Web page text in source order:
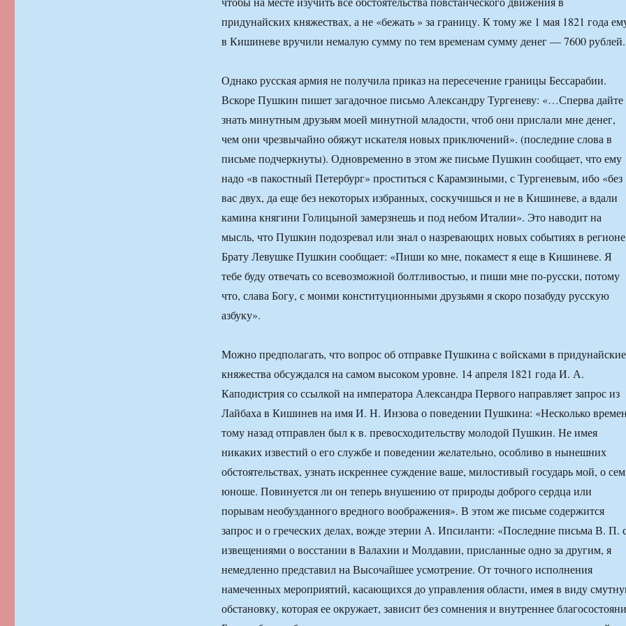
придунайских княжествах, а не «бежать » за границу. К тому же 1 мая 1821 года
в Кишиневе вручили немалую сумму по тем временам сумму денег — 7600 рублей.
Однако русская армия не получила приказ на пересечение границы Бессарабии.
Вскоре Пушкин пишет загадочное письмо Александру Тургеневу: «…Сперва дайте
знать минутным друзьям моей минутной младости, чтоб они прислали мне денег,
чем они чрезвычайно обяжут искателя новых приключений». (последние слова в
письме подчеркнуты). Одновременно в этом же письме Пушкин сообщает, что ему
надо «в пакостный Петербург» проститься с Карамзиными, с Тургеневым, ибо «без
вас двух, да еще без некоторых избранных, соскучишься и не в Кишиневе, а вдали
камина княгини Голицыной замерзнешь и под небом Италии». Это наводит на
мысль, что Пушкин подозревал или знал о назревающих новых событиях в
Брату Левушке Пушкин сообщает: «Пиши ко мне, покамест я еще в Кишиневе. Я
тебе буду отвечать со всевозможной болтливостью, и пиши мне по-русски, потому
что, слава Богу, с моими конституционными друзьями я скоро позабуду русскую
азбуку».
Можно предполагать, что вопрос об отправке Пушкина с войсками в придунайские
княжества обсуждался на самом высоком уровне. 14 апреля 1821 года И. А.
Каподистрия со ссылкой на императора Александра Первого направляет запрос из
Лайбаха в Кишинев на имя И. Н. Инзова о поведении Пушкина: «Несколько
тому назад отправлен был к в. превосходительству молодой Пушкин. Не имея
никаких известий о его службе и поведении желательно, особливо в нынешних
обстоятельствах, узнать искреннее суждение ваше, милостивый государь мой, о сем
юноше. Повинуется ли он теперь внушению от природы доброго сердца или
порывам необузданного вредного воображения». В этом же письме содержится
запрос и о греческих делах, вожде этерии А. Ипсиланти: «Последние письма В. П.
извещениями о восстании в Валахии и Молдавии, присланные одно за другим, я
немедленно представил на Высочайшее усмотрение. От точного исполнения
намеченных мероприятий, касающихся до управления области, имея в виду
обстановку, которая ее окружает, зависит без сомнения и внутреннее